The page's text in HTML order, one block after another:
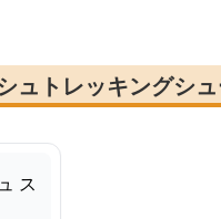
ュトレッキングシ